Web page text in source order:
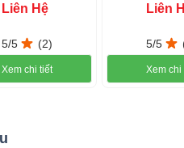
15hp giúp nước sơn thì lên
Liên Hệ
5/5 (2)
Xem chi tiết
Liên
5/5
Xem chi